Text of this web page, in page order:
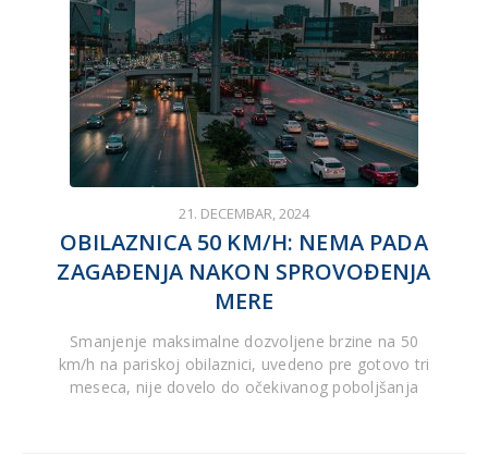
21. DECEMBAR, 2024
OBILAZNICA 50 KM/H: NEMA PADA
ZAGAĐENJA NAKON SPROVOĐENJA
MERE
Smanjenje maksimalne dozvoljene brzine na 50
km/h na pariskoj obilaznici, uvedeno pre gotovo tri
meseca, nije dovelo do očekivanog poboljšanja